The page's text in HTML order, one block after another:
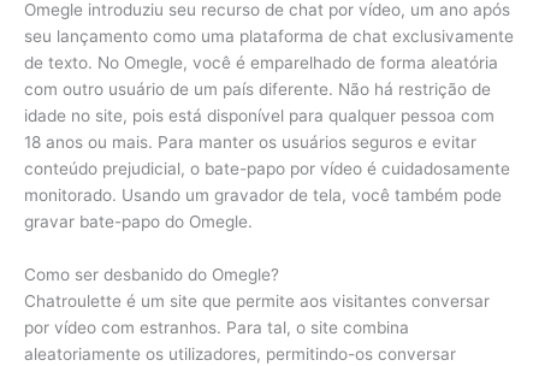
Omegle introduziu seu recurso de chat por vídeo, um ano após
seu lançamento como uma plataforma de chat exclusivamente
de texto. No Omegle, você é emparelhado de forma aleatória
com outro usuário de um país diferente. Não há restrição de
idade no site, pois está disponível para qualquer pessoa com
18 anos ou mais. Para manter os usuários seguros e evitar
conteúdo prejudicial, o bate-papo por vídeo é cuidadosamente
monitorado. Usando um gravador de tela, você também pode
gravar bate-papo do Omegle.
Como ser desbanido do Omegle?
Chatroulette é um site que permite aos visitantes conversar
por vídeo com estranhos. Para tal, o site combina
aleatoriamente os utilizadores, permitindo-os conversar